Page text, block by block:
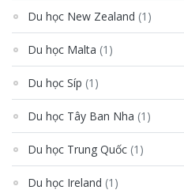
Du học New Zealand (1)
Du học Malta (1)
Du học Síp (1)
Du học Tây Ban Nha (1)
Du học Trung Quốc (1)
Du học Ireland (1)